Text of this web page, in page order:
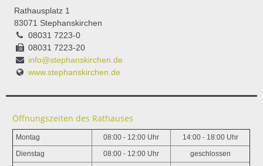
Rathausplatz 1
83071 Stephanskirchen
08031 7223-0
08031 7223-20
info@stephanskirchen.de
www.stephanskirchen.de
Öffnungszeiten des Rathauses
Montag 08:00 - 12:00 Uhr 14:00 - 18:00 Uhr
Dienstag 08:00 - 12:00 Uhr geschlossen